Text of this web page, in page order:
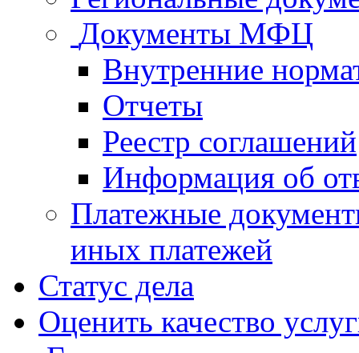
Документы МФЦ
Внутренние
Отчеты
Реестр соглашений
Информация об
Платежные
иных платежей
Статус дела
Оценить качество